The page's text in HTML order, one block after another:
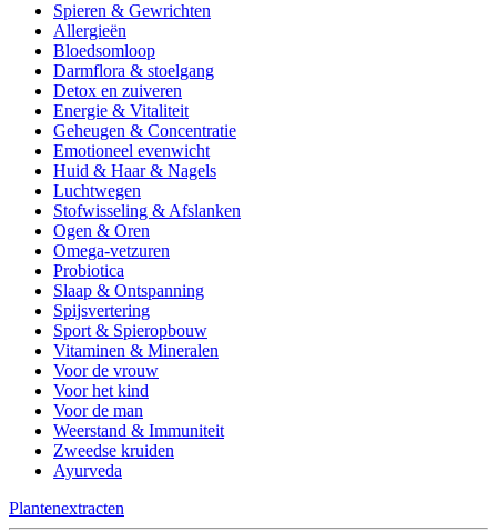
Spieren & Gewrichten
Allergieën
Bloedsomloop
Darmflora & stoelgang
Detox en zuiveren
Energie & Vitaliteit
Geheugen & Concentratie
Emotioneel evenwicht
Huid & Haar & Nagels
Luchtwegen
Stofwisseling & Afslanken
Ogen & Oren
Omega-vetzuren
Probiotica
Slaap & Ontspanning
Spijsvertering
Sport & Spieropbouw
Vitaminen & Mineralen
Voor de vrouw
Voor het kind
Voor de man
Weerstand & Immuniteit
Zweedse kruiden
Ayurveda
Plantenextracten